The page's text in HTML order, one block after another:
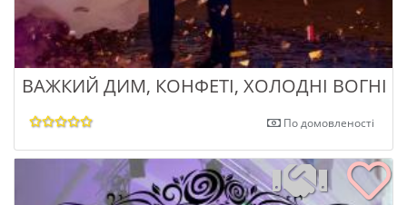
ВАЖКИЙ ДИМ, КОНФЕТІ, ХОЛОДНІ ВОГНІ
По домовленості